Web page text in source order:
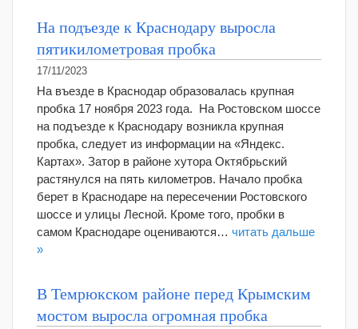
На подъезде к Краснодару выросла
пятикилометровая пробка
17/11/2023
На въезде в Краснодар образовалась крупная
пробка 17 ноября 2023 года. На Ростовском шоссе
на подъезде к Краснодару возникла крупная
пробка, следует из информации на «Яндекс.
Картах». Затор в районе хутора Октябрьский
растянулся на пять километров. Начало пробка
берет в Краснодаре на пересечении Ростовского
шоссе и улицы Лесной. Кроме того, пробки в
самом Краснодаре оцениваются… читать дальше
»
В Темрюкском районе перед Крымским
мостом выросла огромная пробка